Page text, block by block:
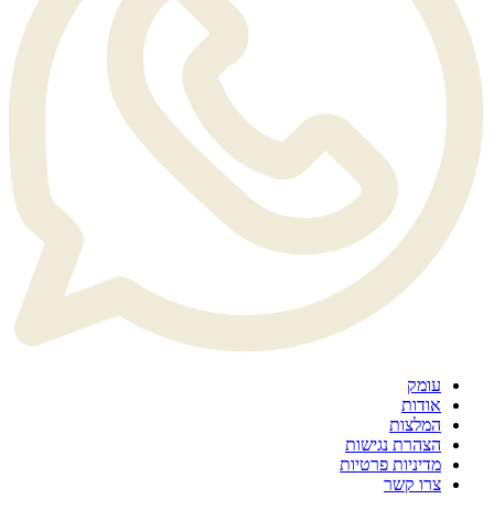
עומק
אודות
המלצות
הצהרת נגישות
מדיניות פרטיות
צרו קשר